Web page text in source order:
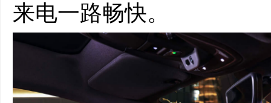
来电一路畅快。